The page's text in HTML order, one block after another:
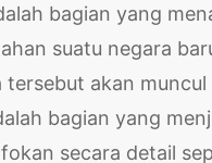
bagian yang
suatu negara
tersebut akan muncul
bagian yang
secara detail